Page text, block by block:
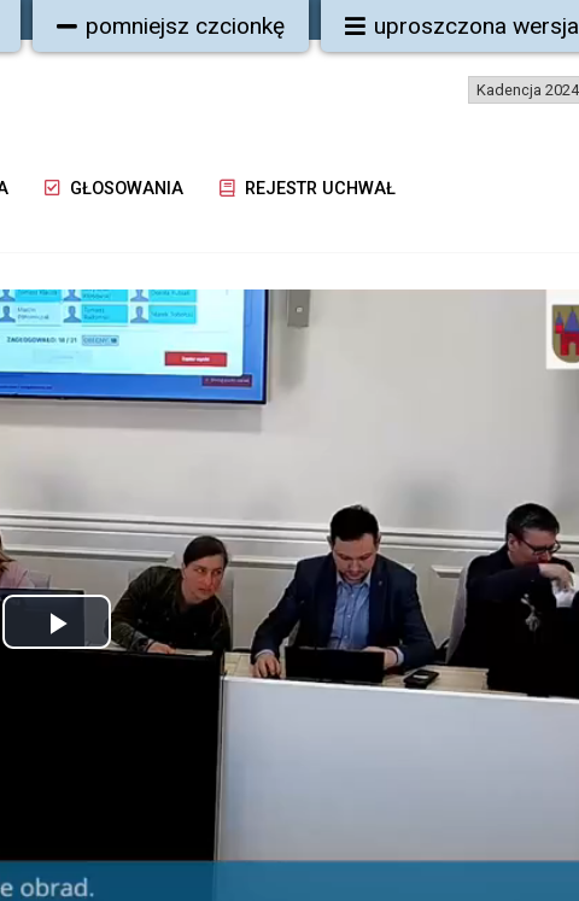
pomniejsz czcionkę uproszczona wersja
GŁOSOWANIA
REJESTR UCHWAŁ
Play